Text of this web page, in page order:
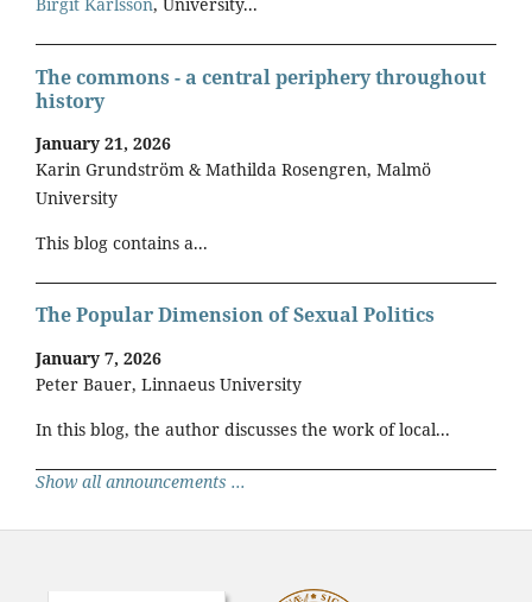
Birgit Karlsson, University...
The commons - a central periphery throughout
history
January 21, 2026
Karin Grundström & Mathilda Rosengren, Malmö
University
This blog contains a...
The Popular Dimension of Sexual Politics
January 7, 2026
Peter Bauer, Linnaeus University
In this blog, the author discusses the work of local...
Show all announcements ...